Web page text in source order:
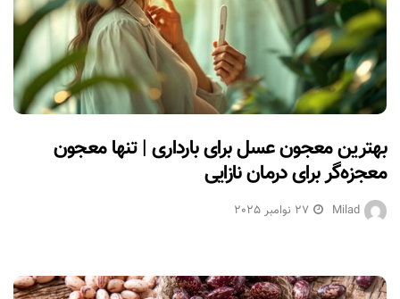
بهترین معجون عسل برای بارداری | تنها معجون
معجزه‌گر برای درمان نازایی
Milad 27 نوامبر 2025